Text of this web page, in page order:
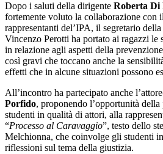
Dopo i saluti della dirigente Roberta Di
fortemente voluto la collaborazione con
rappresentanti del’IPA, il segretario
Vincenzo Perotti ha portato ai ragazzi le
in relazione agli aspetti della
così gravi che toccano anche la
effetti che in alcune situazioni possono
All’incontro ha partecipato anche
Porfido, proponendo l’opportunità
studenti in qualità di attori, alla
“Processo al Caravaggio”, testo dello
Melchionna, che coinvolge gli studenti
riflessioni sul tema della giustizia.